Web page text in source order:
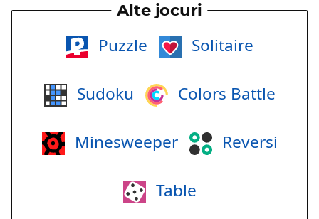
Alte jocuri
Puzzle Solitaire
Sudoku Colors Battle
Minesweeper Reversi
Table